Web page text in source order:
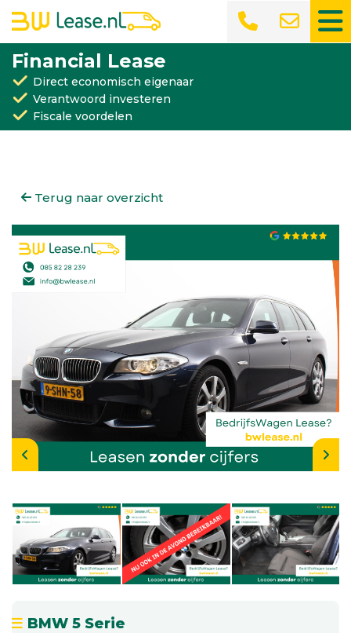
Financial Lease
Direct economisch eigenaar
Verantwoord investeren
Fiscale voordelen
Terug naar overzicht
BMW 5 Serie